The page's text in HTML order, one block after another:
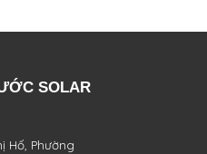
SOLAR
Hố, Phường